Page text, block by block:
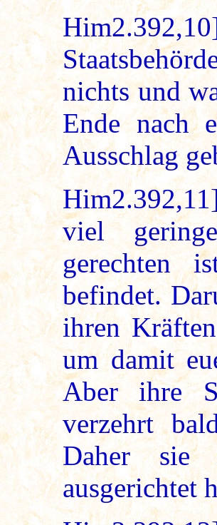
nichts und
Ende nach
Ausschlag
viel
gerechten
befindet.
ihren
um damit
Aber ihre
verzehrt
Daher sie
ausgerichtet